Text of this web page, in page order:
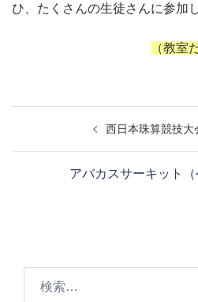
ひ、たくさんの生徒さんに参加
（教室
ョ
西日本珠算競技大
アバカスサーキット（